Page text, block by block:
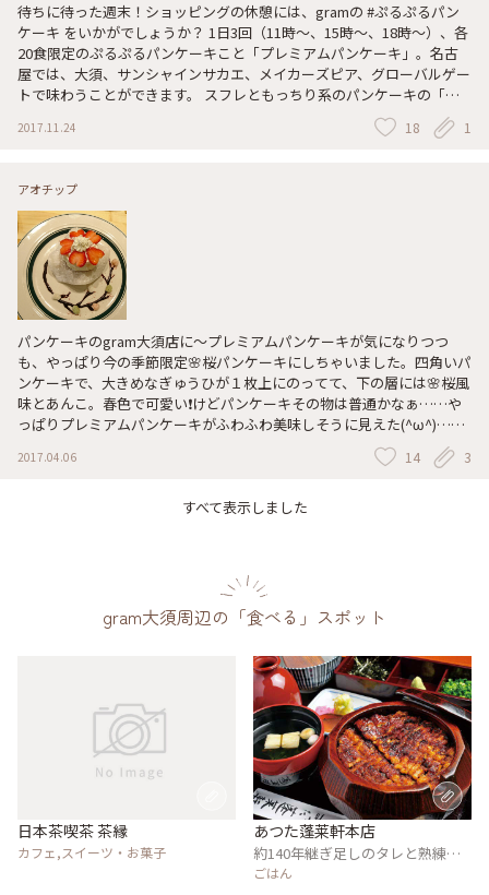
待ちに待った週末！ショッピングの休憩には、gramの #ぷるぷるパン
ケーキ をいかがでしょうか？ 1日3回（11時〜、15時〜、18時〜）、各
20食限定のぷるぷるパンケーキこと「プレミアムパンケーキ」。名古
屋では、大須、サンシャインサカエ、メイカーズピア、グローバルゲー
トで味わうことができます。 スフレともっちり系のパンケーキの「い
いとこ取り」をし、さらにとろける食感が加わった…。そんな絶品パン
ケーキを、ぜひお召し上がりください！ #gram #パンケーキ #カフェ #
の街
2017.11.24 18 1
アオチップ
パンケーキのgram大須店に～プレミアムパンケーキが気になりつつ
も、やっぱり今の季節限定🌸桜パンケーキにしちゃいました。四角いパ
ンケーキで、大きめなぎゅうひが１枚上にのってて、下の層には🌸桜風
味とあんこ。春色で可愛い❗けどパンケーキその物は普通かなぁ……や
っぱりプレミアムパンケーキがふわふわ美味しそうに見えた(^ω^)……
#かおる #さくら香る #春色 #可愛い #パンケーキ #gram #名古屋
2017.04.06 14 3
すべて表示しました
gram大須周辺の「食べる」スポット
日本茶喫茶 茶縁
カフェ,スイーツ・お菓子
あつた蓬莱軒本店
約140年継ぎ足しのタレと熟練の
技で焼く伝統の味
ごはん